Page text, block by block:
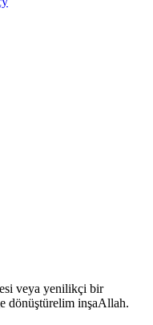
veya yenilikçi bir
dönüştürelim inşaAllah.